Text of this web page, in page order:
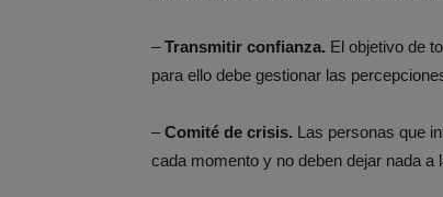
–Transmitir confianza. El objetivo de
para ello debe gestionar las
–Comité de crisis. Las personas que
cada momento y no deben dejar nada a